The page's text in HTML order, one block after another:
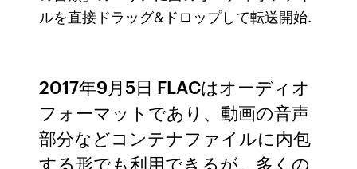
ルを直接ドラッグ&ドロップして転送開始.
2017年9月5日 FLACはオーディオ
フォーマットであり、動画の音声
部分などコンテナファイルに内包
する形でも利用できるが、多くの